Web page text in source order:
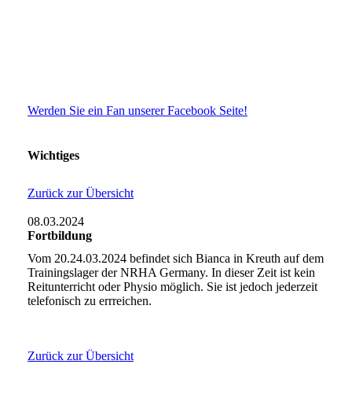
Werden Sie ein Fan unserer Facebook Seite!
Wichtiges
Zurück zur Übersicht
08.03.2024
Fortbildung
Vom 20.24.03.2024 befindet sich Bianca in Kreuth auf dem
Trainingslager der NRHA Germany. In dieser Zeit ist kein
Reitunterricht oder Physio möglich. Sie ist jedoch jederzeit
telefonisch zu errreichen.
Zurück zur Übersicht